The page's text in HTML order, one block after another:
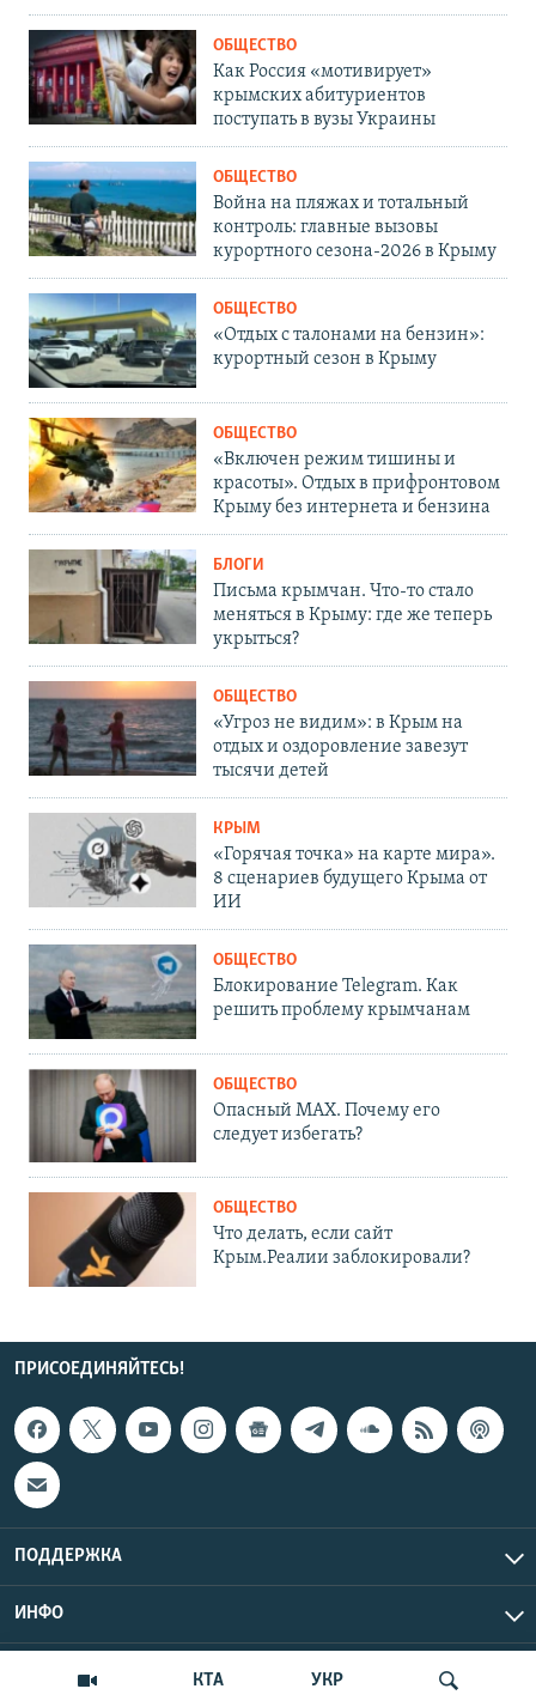
КТА УКР
ОБЩЕСТВО
Как Россия «мотивирует»
крымских абитуриентов
поступать в вузы Украины
ОБЩЕСТВО
Война на пляжах и тотальный
контроль: главные вызовы
курортного сезона-2026 в Крыму
ОБЩЕСТВО
«Отдых с талонами на бензин»:
курортный сезон в Крыму
ОБЩЕСТВО
«Включен режим тишины и
красоты». Отдых в прифронтовом
Крыму без интернета и бензина
БЛОГИ
Письма крымчан. Что-то стало
меняться в Крыму: где же теперь
укрыться?
ОБЩЕСТВО
«Угроз не видим»: в Крым на
отдых и оздоровление завезут
тысячи детей
КРЫМ
«Горячая точка» на карте мира».
8 сценариев будущего Крыма от
ИИ
ОБЩЕСТВО
Блокирование Telegram. Как
решить проблему крымчанам
ОБЩЕСТВО
Опасный MAX. Почему его
следует избегать?
ОБЩЕСТВО
Что делать, если сайт
Крым.Реалии заблокировали?
ПРИСОЕДИНЯЙТЕСЬ!
ПОДДЕРЖКА
ИНФО
Copyright Крым.Реалии, 2026 | Все права защищены.
UTC+3